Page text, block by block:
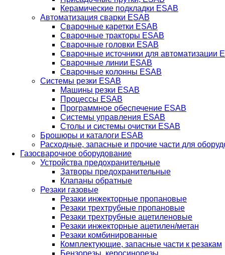
Керамические подкладки ESAB
Автоматизация сварки ESAB
Сварочные каретки ESAB
Сварочные тракторы ESAB
Сварочные головки ESAB
Сварочные источники для автоматизации
Сварочные линии ESAB
Сварочные колонны ESAB
Системы резки ESAB
Машины резки ESAB
Процессы ESAB
Программное обеспечение ESAB
Системы управления ESAB
Столы и системы очистки ESAB
Брошюры и каталоги ESAB
Расходные, запасные и прочие части для
Газосварочное оборудование
Устройства предохранительные
Затворы предохранительные
Клапаны обратные
Резаки газовые
Резаки инжекторные пропановые
Резаки трехтрубные пропановые
Резаки трехтрубные ацетиленовые
Резаки инжекторные ацетилен/метан
Резаки комбинированные
Комплектующие, запасные части к резакам
Бензорезы, керосинорезы